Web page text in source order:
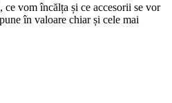
vom încălța și ce accesorii se vor
în valoare chiar și cele mai